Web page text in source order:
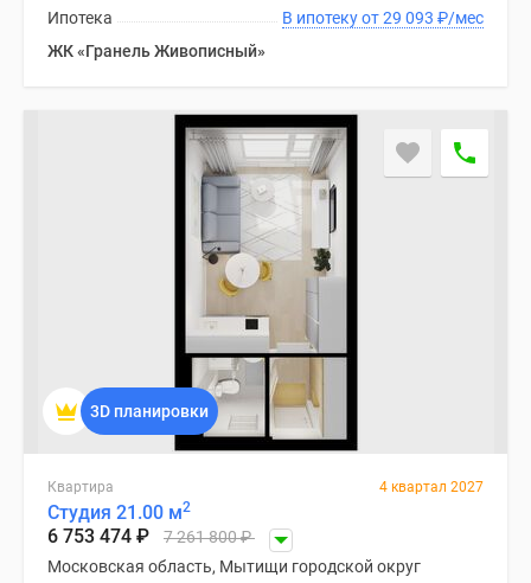
В ипотеку от 29 093 ₽/мес
Ипотека
ЖК «Гранель Живописный»
3D планировки
Квартира 4 квартал 2027
Студия 21.00 м2
6 753 474 ₽ 7 261 800₽
Московская область, Мытищи городской округ